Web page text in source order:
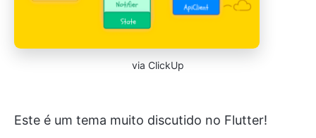
via ClickUp
Este é um tema muito discutido no Flutter!